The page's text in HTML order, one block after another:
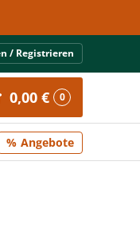
/ Registrieren
0,00 € 0
Angebote